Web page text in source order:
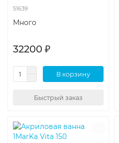
51639
Много
32200 ₽
В корзину
Быстрый заказ